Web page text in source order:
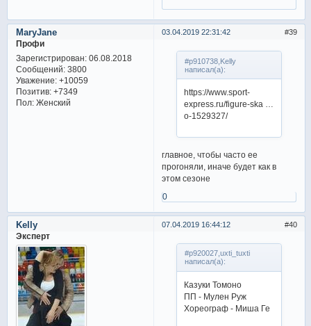
39
03.04.2019 22:31:42
MaryJane
Профи
Зарегистрирован: 06.08.2018
Сообщений:3800
Уважение: +10059
Позитив: +7349
Пол:Женский
#p910738,Kelly
написал(а):
https://www.sport-
express.ru/figure-ska …
o-1529327/
главное, чтобы часто ее
прогоняли, иначе будет как в
этом сезоне
0
40
07.04.2019 16:44:12
Kelly
Эксперт
#p920027,uxti_tuxti
написал(а):
Казуки Томоно
ПП - Мулен Руж
Хореограф - Миша Ге